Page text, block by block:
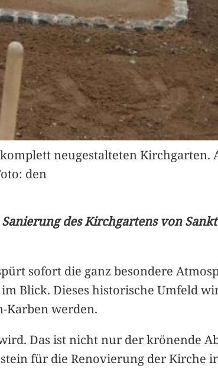
neugestalteten Kirchgarten.
den
des Kirchgartens von
sofort die ganz besondere
Blick. Dieses historische Umfeld
Karben werden.
Das ist nicht nur der krönende
für die Renovierung der Kirche